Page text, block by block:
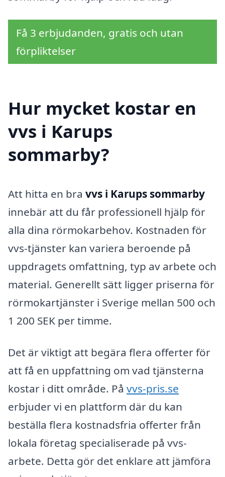
Få 3 erbjudanden, gratis och utan
förpliktelser
Hur mycket kostar en
vvs i Karups
sommarby?
Att hitta en bra vvs i Karups sommarby
innebär att du får professionell hjälp för
alla dina rörmokarbehov. Kostnaden för
vvs-tjänster kan variera beroende på
uppdragets omfattning, typ av arbete och
material. Generellt sätt ligger priserna för
rörmokartjänster i Sverige mellan 500 och
1 200 SEK per timme.
Det är viktigt att begära flera offerter för
att få en uppfattning om vad tjänsterna
kostar i ditt område. På vvs-pris.se
erbjuder vi en plattform där du kan
beställa flera kostnadsfria offerter från
lokala företag specialiserade på vvs-
arbete. Detta gör det enklare att jämföra